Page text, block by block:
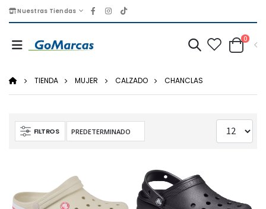
Nuestras Tiendas
0
TIENDA MUJER CALZADO CHANCLAS
FILTROS